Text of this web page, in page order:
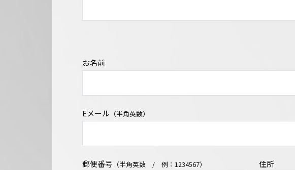
お名前
Eメール （半角英数）
郵便番号 （半角英数 / 例：1234567） 住所